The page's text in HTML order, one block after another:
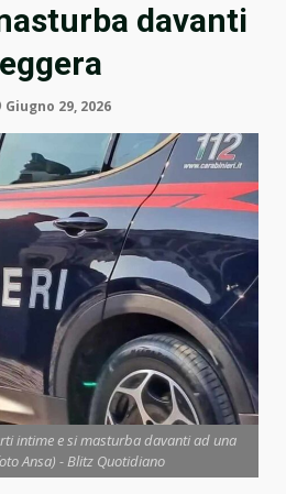
davanti
Giugno 29, 2026
intime e si masturba davanti ad una
Ansa) - Blitz Quotidiano